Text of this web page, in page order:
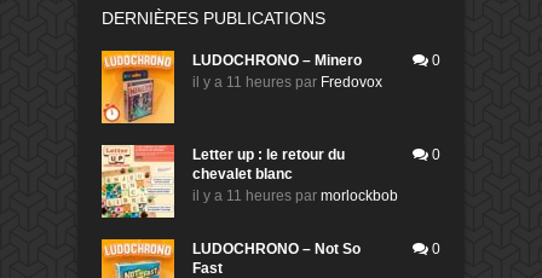
DERNIÈRES PUBLICATIONS
LUDOCHRONO – Minero
il y a 11 heures par Fredovox
0
Letter up : le retour du
chevalet blanc
il y a 11 heures par morlockbob
0
LUDOCHRONO – Not So
Fast
0